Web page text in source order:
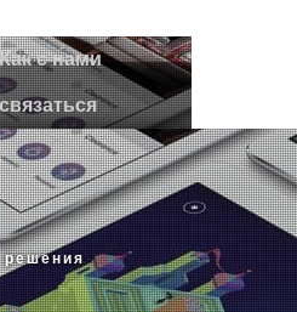
Как с нами
связаться
решения